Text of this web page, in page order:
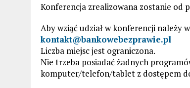
Konferencja zrealizowana zostanie od
Aby wziąć udział w konferencji należy
kontakt@bankowebezprawie.pl
Liczba miejsc jest ograniczona.
Nie trzeba posiadać żadnych
komputer/telefon/tablet z dostępem